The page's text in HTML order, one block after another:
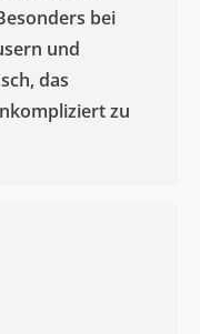
bei
und
das
zu